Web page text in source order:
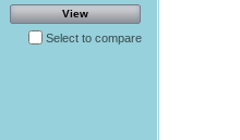
View
Select to compare